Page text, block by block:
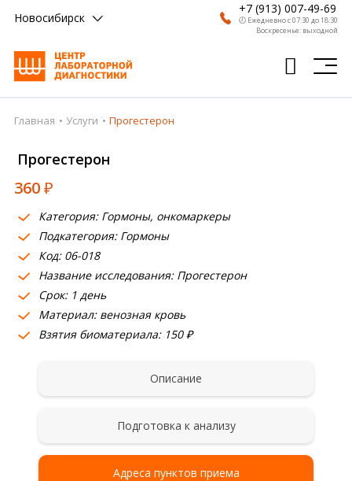
Новосибирск
+7 (913) 007-49-69
🕗 Ежедневно с 07:30 до 18:30
Воскресенье: выходной
Главная
Анализы
Врачи
Получить результат
Пациентам
О компании
Где сдать
Главная Услуги Прогестерон
Прогестерон
360₽
Категория: Гормоны, онкомаркеры
Подкатегория: Гормоны
Код: 06-018
Название исследования: Прогестерон
Срок: 1 день
Материал: венозная кровь
Взятия биоматериала: 150 ₽
Описание
Подготовка к анализу
Адреса пунктов приема